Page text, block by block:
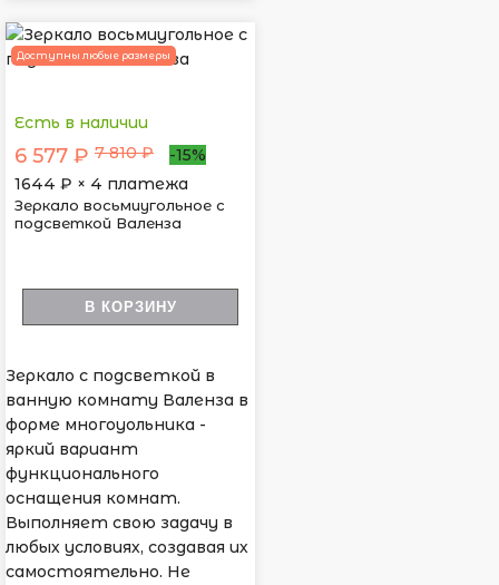
Доступны любые размеры
Есть в наличии
6 577 ₽ 7 810 ₽
-15%
1644 ₽ × 4 платежа
Зеркало восьмиугольное с
подсветкой Валенза
В КОРЗИНУ
Зеркало с подсветкой в
ванную комнату Валенза в
форме многоуольника -
яркий вариант
функционального
оснащения комнат.
Выполняет свою задачу в
любых условиях, создавая их
самостоятельно. Не